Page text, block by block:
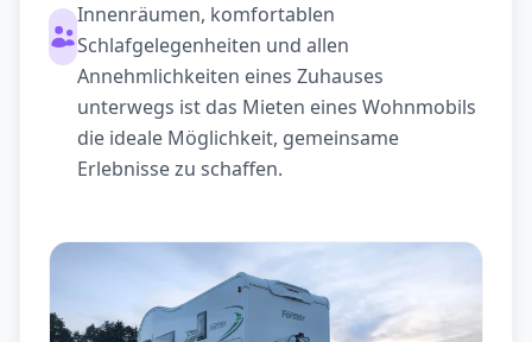
Innenräumen, komfortablen
Schlafgelegenheiten und allen
Annehmlichkeiten eines Zuhauses
unterwegs ist das Mieten eines Wohnmobils
die ideale Möglichkeit, gemeinsame
Erlebnisse zu schaffen.